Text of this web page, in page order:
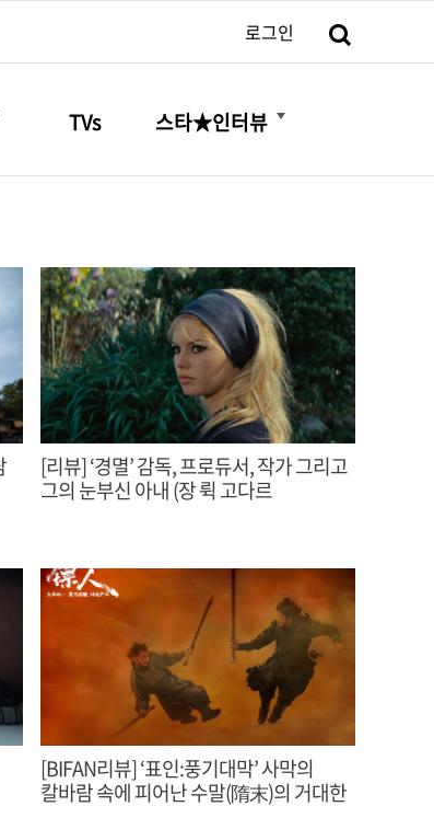
로그인
TVs 스타★인터뷰
더보기
[리뷰] ‘경멸’ 감독, 프로듀서, 작가 그리고
그의 눈부신 아내 (장 뤽 고다르
[BIFAN리뷰] ‘표인:풍기대막’ 사막의
칼바람 속에 피어난 수말(隋末)의 거대한